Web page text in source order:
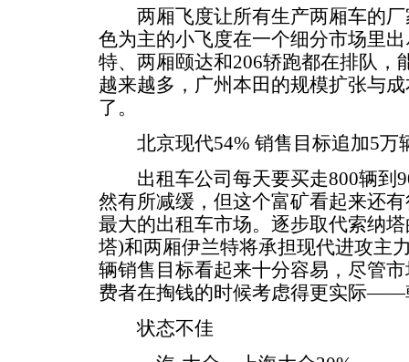
两厢飞度让所有生产两厢车的厂
色为主的小飞度在一个细分市场里
特、两厢颐达和206轿跑都在排队，
越来越多，广州本田的规模扩张与
了。
北京现代54% 销售目标追加5万
出租车公司每天要买走800辆到
然有所减缓，但这个富矿看起来还
最大的出租车市场。逐步取代索纳
塔)和两厢伊兰特将承担现代进攻主
辆销售目标看起来十分容易，尽管
费者在掏钱的时候考虑得更实际——
状态不佳